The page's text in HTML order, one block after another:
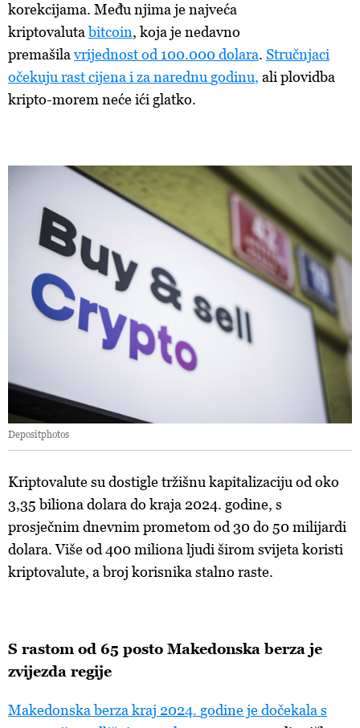
korekcijama. Među njima je najveća
kriptovalutabitcoin, koja je nedavno
premašilavrijednost od 100.000 dolara. Stručnjaci
očekuju rastcijena i za narednu godinu, ali plovidba
kripto-morem neće ići glatko.
Depositphotos
Kriptovalute su dostigle tržišnu kapitalizaciju od oko
3,35 biliona dolara do kraja 2024. godine, s
prosječnim dnevnim prometom od 30 do 50 milijardi
dolara. Više od 400 miliona ljudi širom svijeta koristi
kriptovalute, a broj korisnika stalno raste.
S rastom od 65 posto Makedonska berza je
zvijezda regije
Makedonska berza kraj 2024. godinejedočekala s